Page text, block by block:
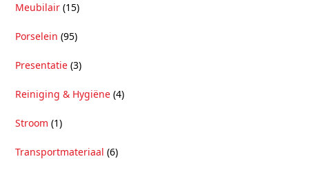
Meubilair (15)
Porselein (95)
Presentatie (3)
Reiniging & Hygiëne (4)
Stroom (1)
Transportmateriaal (6)